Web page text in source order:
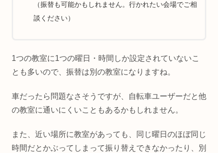
（振替も可能かもしれません。行かれたい会場でご相
談ください）
1つの教室に1つの曜日・時間しか設定されていないこ
とも多いので、振替は別の教室になりますね。
車だったら問題なさそうですが、自転車ユーザーだと他
の教室に通いにくいこともあるかもしれません。
また、近い場所に教室があっても、同じ曜日のほぼ同じ
時間だとかぶってしまって振り替えできなかったり、別